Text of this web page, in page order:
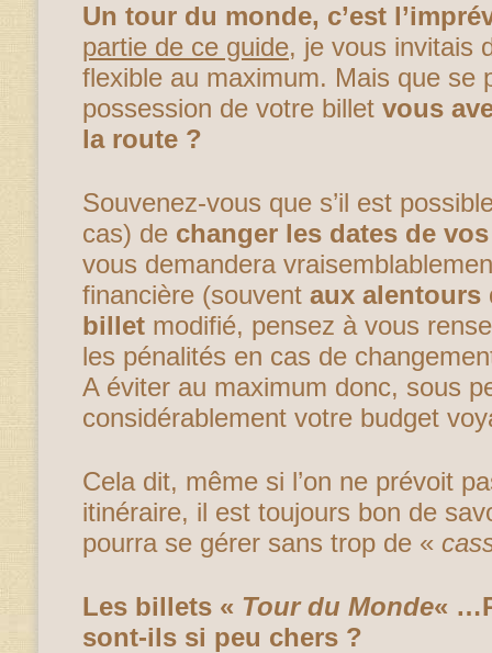
Un tour du monde, c’est
partie de ce guide, je vous invitais
flexible au maximum. Mais que se
possession de votre billet vous
la route ?
Souvenez-vous que s’il est
cas) de changer les dates de
vous demandera
financière (souvent aux alentours
billet modifié, pensez à vous
les pénalités en cas de
A éviter au maximum donc, sous
considérablement votre budget
Cela dit, même si l’on ne prévoit
itinéraire, il est toujours bon de
pourra se gérer sans trop de «
Les billets « Tour du Monde«
sont-ils si peu chers ?